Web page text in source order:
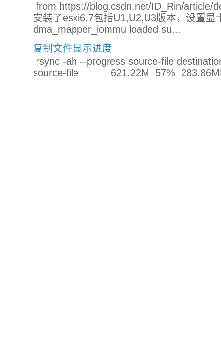
from https://blog.csdn.net/ID_Rin/
安装了esxi6.7包括U1,U2,U3版本，设置显
dma_mapper_iommu loaded su...
复制文件显示进度
rsync -ah --progress source-file
source-file 621.22M 57%